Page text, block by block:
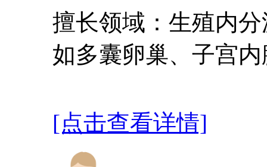
擅长领域：生殖内
如多囊卵巢、子宫
[点击查看详情]